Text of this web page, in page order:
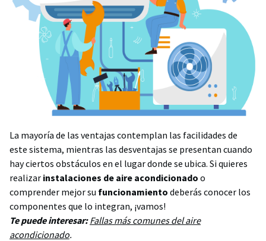
La mayoría de las ventajas contemplan las facilidades de
este sistema, mientras las desventajas se presentan cuando
hay ciertos obstáculos en el lugar donde se ubica. Si quieres
realizar instalaciones de aire acondicionado o
comprender mejor su funcionamiento deberás conocer los
componentes que lo integran, ¡vamos!
Te puede interesar: Fallas más comunes del aire
acondicionado.